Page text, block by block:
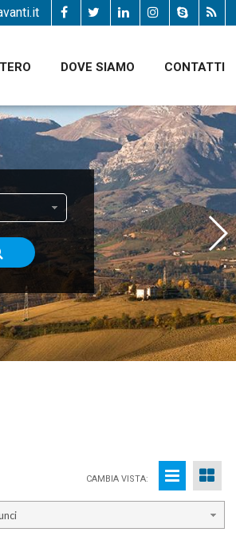
DOVE SIAMO CONTATTI
CAMBIA VISTA: